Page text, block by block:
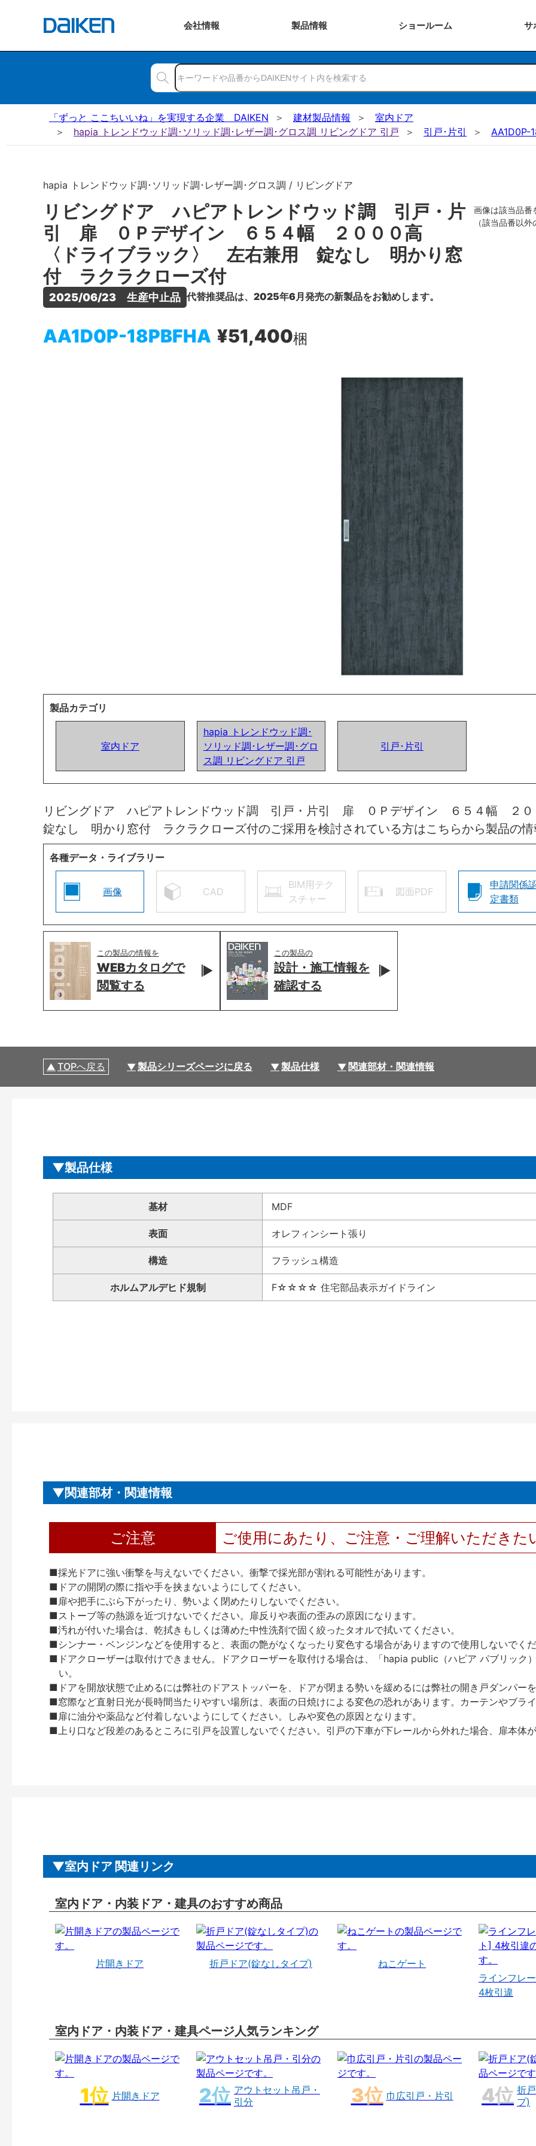
会社情報 製品情報 ショールーム サ
「ずっと ここちいいね」を実現する企業 DAIKEN 建材製品情報
室内ドア
hapia トレンドウッド調･ソリッド調･レザー調･グロス調 リビングドア 引戸
引戸･片引 AA1D0P-
hapia トレンドウッド調･ソリッド調･レザー調･グロス調 / リビングドア
リビングドア ハピアトレンドウッド調 引戸・片
引 扉 ０Ｐデザイン ６５４幅 ２０００高
〈ドライブラック〉 左右兼用 錠なし 明かり窓
付 ラクラクローズ付
2025/06/23　生産中止品 代替推奨品は、2025年6月発売の新製品をお勧めします。
AA1D0P-18PBFHA ¥51,400梱
画像は該当品番
（該当品番以
製品カテゴリ
室内ドア
hapia トレンドウッド調･
ソリッド調･レザー調･グロ
ス調 リビングドア 引戸
引戸･片引
リビングドア ハピアトレンドウッド調 引戸・片引 扉 ０Ｐデザイン ６５４幅 ２
錠なし 明かり窓付 ラクラクローズ付のご採用を検討されている方はこちらから製品の情
各種データ・ライブラリー
画像 CAD
BIM用テク
スチャー
図面PDF
申請関係
定書類
この製品の情報を
WEBカタログで
閲覧する
この製品の
設計・施工情報を
確認する
TOPへ戻る 製品シリーズページに戻る 製品仕様 関連部材・関連情報
製品仕様
基材 MDF
表面 オレフィンシート張り
構造 フラッシュ構造
ホルムアルデヒド規制 F☆☆☆☆ 住宅部品表示ガイドライン
関連部材・関連情報
ご注意 ご使用にあたり、ご注意・ご理解いただきた
■採光ドアに強い衝撃を与えないでください。衝撃で採光部が割れる可能性があります。
■ドアの開閉の際に指や手を挟まないようにしてください。
■扉や把手にぶら下がったり、勢いよく閉めたりしないでください。
■ストーブ等の熱源を近づけないでください。扉反りや表面の歪みの原因になります。
■汚れが付いた場合は、乾拭きもしくは薄めた中性洗剤で固く絞ったタオルで拭いてください。
■シンナー・ベンジンなどを使用すると、表面の艶がなくなったり変色する場合がありますので使用しないでく
■ドアクローザーは取付けできません。ドアクローザーを取付ける場合は、「hapia public（ハピア パブリック
い。
■ドアを開放状態で止めるには弊社のドアストッパーを、ドアが閉まる勢いを緩めるには弊社の開き戸ダンパー
■窓際など直射日光が長時間当たりやすい場所は、表面の日焼けによる変色の恐れがあります。カーテンやブラ
■扉に油分や薬品など付着しないようにしてください。しみや変色の原因となります。
■上り口など段差のあるところに引戸を設置しないでください。引戸の下車が下レールから外れた場合、扉本体
室内ドア 関連リンク
室内ドア・内装ドア・建具のおすすめ商品
片開きドア 折戸ドア(錠なしタイプ)
ねこゲート
ラインフレ
4枚引違
室内ドア・内装ドア・建具ページ人気ランキング
片開きドア
アウトセット吊戸・
引分
巾広引戸・片引
折
プ)